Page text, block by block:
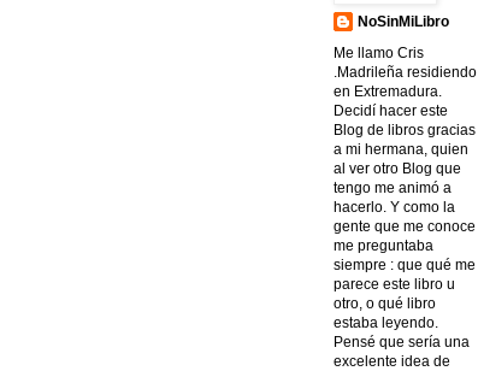
NoSinMiLibro
Me llamo Cris
.Madrileña residiendo
en Extremadura.
Decidí hacer este
Blog de libros gracias
a mi hermana, quien
al ver otro Blog que
tengo me animó a
hacerlo. Y como la
gente que me conoce
me preguntaba
siempre : que qué me
parece este libro u
otro, o qué libro
estaba leyendo.
Pensé que sería una
excelente idea de